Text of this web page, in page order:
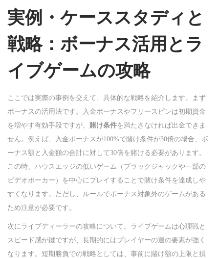
実例・ケーススタディと
戦略：ボーナス活用とラ
イブゲームの攻略
ここでは実際の事例を交えて、具体的な戦略を紹介します。まず
ボーナスの活用法です。入金ボーナスやフリースピンは初期資金
を増やす有効手段ですが、
賭け条件を満たさなければ出金できま
せん。例えば、入金ボーナスが100%で賭け条件が30倍の場合、ボ
ーナス額と入金額の合計に対して30倍を賭ける必要があります。
この時、ハウスエッジの低いゲーム（ブラックジャックや一部の
ビデオポーカー）を中心にプレイすることで賭け条件を達成しや
すくなります。ただし、ルールでボーナス対象外のゲームがある
ため注意が必要です。
次にライブディーラーの攻略について。ライブゲームは心理戦と
スピード感が鍵ですが、長期的にはプレイヤーの運の要素が強く
なります。短期勝負での戦略としては、事前に賭け額の上限と損